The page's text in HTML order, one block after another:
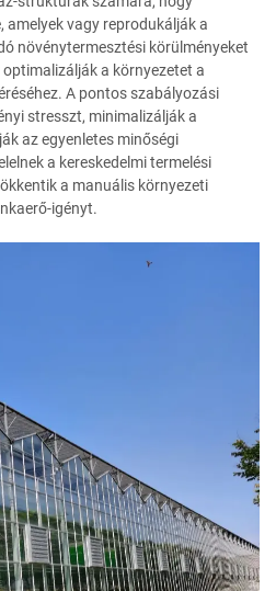
vagy reprodukálják a
növénytermesztési körülményeket
a környezetet a
A pontos szabályozási
stresszt, minimalizálják a
az egyenletes minőségi
a kereskedelmi termelési
a manuális környezeti
igényt.